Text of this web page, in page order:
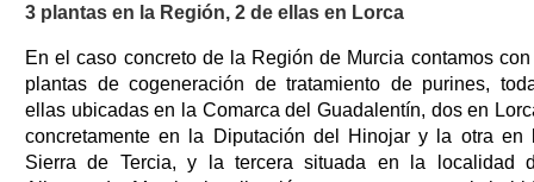
3 plantas en la Región, 2 de ellas en Lorca
En el caso concreto de la Región de Murcia contamos
plantas de cogeneración de tratamiento de purines,
ellas ubicadas en la Comarca del Guadalentín, dos en
concretamente en la Diputación del Hinojar y la otra en
Sierra de Tercia, y la tercera situada en la localidad